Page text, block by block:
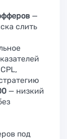
—
слить
— низкий
под